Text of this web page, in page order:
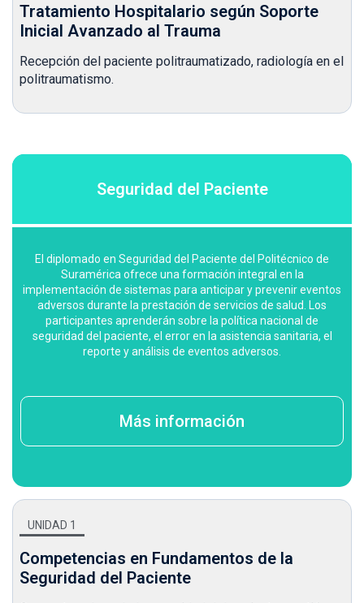
Tratamiento Hospitalario según Soporte
Inicial Avanzado al Trauma
Recepción del paciente politraumatizado, radiología en el
politraumatismo.
Seguridad del Paciente
El diplomado en Seguridad del Paciente del Politécnico de
Suramérica ofrece una formación integral en la
implementación de sistemas para anticipar y prevenir eventos
adversos durante la prestación de servicios de salud. Los
participantes aprenderán sobre la política nacional de
seguridad del paciente, el error en la asistencia sanitaria, el
reporte y análisis de eventos adversos.
Más información
UNIDAD 1
Competencias en Fundamentos de la
Seguridad del Paciente